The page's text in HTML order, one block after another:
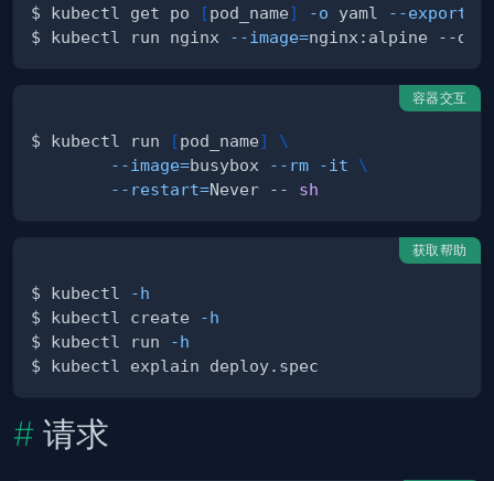
$ kubectl get po
[pod_name] -o yaml --export
$ kubectl run nginx
--image=nginx:alpine --
容器交互
$ kubectl run [pod_name]
\
--image=busybox --rm -it
\
--restart=Never -- sh
获取帮助
$ kubectl
-h
$ kubectl create
-h
$ kubectl run
-h
请求